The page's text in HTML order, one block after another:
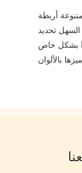
أربطة
تحديد
بشكل خاص